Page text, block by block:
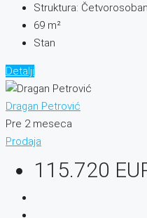
Struktura: Četvorosoban
69 m²
Stan
Detalji
Dragan Petrović
Pre 2 meseca
Prodaja
115.720